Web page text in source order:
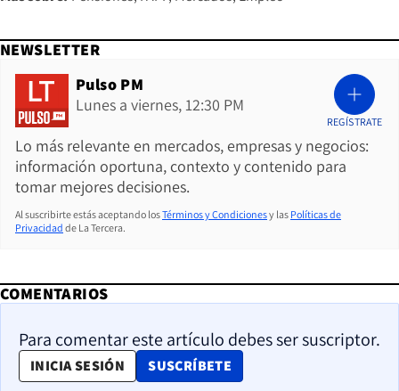
NEWSLETTER
Pulso PM
Lunes a viernes, 12:30 PM
Lo más relevante en mercados, empresas y negocios:
información oportuna, contexto y contenido para
tomar mejores decisiones.
REGÍSTRATE
Al suscribirte estás aceptando losTérminos y Condicionesy las Políticas de
Privacidad de La Tercera.
COMENTARIOS
Para comentar este artículo debes ser suscriptor.
INICIA SESIÓN SUSCRÍBETE
OPENS IN NEW WINDOW